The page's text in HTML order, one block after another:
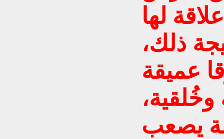
لها
ذلك،
عميقة
يصعب